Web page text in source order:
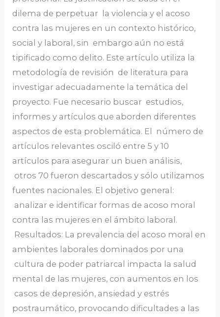
dilema de perpetuar la violencia y el acoso
contra las mujeres en un contexto histórico,
social y laboral, sin embargo aún no está
tipificado como delito. Este artículo utiliza la
metodología de revisión de literatura para
investigar adecuadamente la temática del
proyecto. Fue necesario buscar estudios,
informes y artículos que aborden diferentes
aspectos de esta problemática. El número de
artículos relevantes osciló entre 5 y 10
artículos para asegurar un buen análisis,
otros 70 fueron descartados y sólo utilizamos
fuentes nacionales. El objetivo general:
analizar e identificar formas de acoso moral
contra las mujeres en el ámbito laboral.
Resultados: La prevalencia del acoso moral en
ambientes laborales dominados por una
cultura de poder patriarcal impacta la salud
mental de las mujeres, con aumentos en los
casos de depresión, ansiedad y estrés
postraumático, provocando dificultades a las